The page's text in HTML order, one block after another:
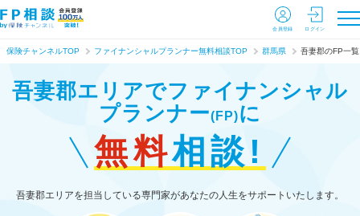
会員登録 ログイン
保険チャンネルTOP ファイナンシャルプランナー無料相談TOP 群馬県 吾妻郡のFP一覧
吾妻郡エリアでファイナンシャル
プランナー(FP)に
無料相談!
吾妻郡エリアを担当している専門家があなたの人生をサポートいたします。